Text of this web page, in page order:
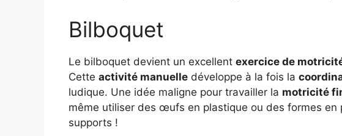
Bilboquet
Le bilboquet devient un excellent exercice de
Cette activité manuelle développe à la fois la
ludique. Une idée maligne pour travailler la motricité
même utiliser des œufs en plastique ou des formes en
supports !